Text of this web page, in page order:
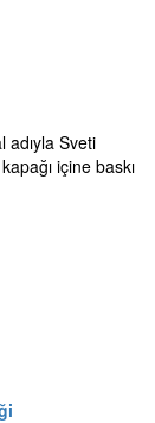
adıyla Sveti
içine baskı